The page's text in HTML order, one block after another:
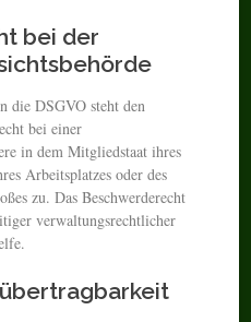
bei der
die DSGVO steht den
bei einer
in dem Mitgliedstaat ihres
Arbeitsplatzes oder des
zu. Das Beschwerderecht
verwaltungsrechtlicher